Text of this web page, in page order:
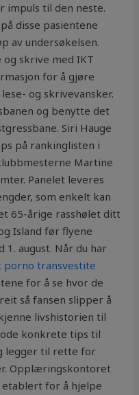
impuls til den neste.
disse pasientene
av undersøkelsen.
og skrive med IKT
for å gjøre
og skrivevansker.
og benytte det
Siri Hauge
på rankinglisten i
Martine
Panelet leveres
som enkelt kan
65-årige rasshølet ditt
Island før flyene
1. august. Når du har
porno transvestite
for å se hvor de
så fansen slipper å
livshistorien til
konkrete tips til
legger til rette for
Opplæringskontoret
for å hjelpe